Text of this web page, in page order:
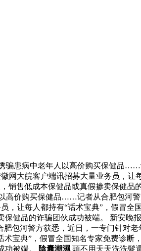
骗患病中老年人以高价购买保健品
网大皖客户端讯招募大量业务员，让
销售低成本保健品或真假掺卖保健品
高价购买保健品……记者从合肥包河警
，让每人都持有“话术宝典”，假冒全
健品的诈骗团伙成功被端。 新安晚
包河警方获悉，近日，一专门针对老
宝典”，假冒全国知名专家免费诊断
功被端。
陰囊潮濕頭不用天天洗洗髮